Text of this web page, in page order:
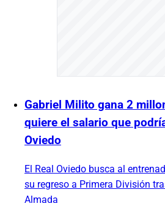
Gabriel Milito gana 2
quiere el salario que
Oviedo
El Real Oviedo busca al
su regreso a Primera División
Almada